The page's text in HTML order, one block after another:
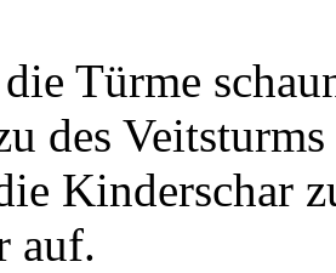
Türme
des
Kinderschar
auf.